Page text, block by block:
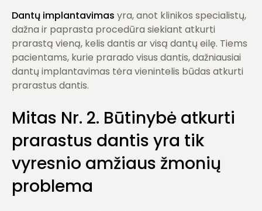
Dantų implantavimas yra, anot klinikos specialistų,
dažna ir paprasta procedūra siekiant atkurti
prarastą vieną, kelis dantis ar visą dantų eilę. Tiems
pacientams, kurie prarado visus dantis, dažniausiai
dantų implantavimas tėra vienintelis būdas atkurti
prarastus dantis.
Mitas Nr. 2. Būtinybė atkurti
prarastus dantis yra tik
vyresnio amžiaus žmonių
problema